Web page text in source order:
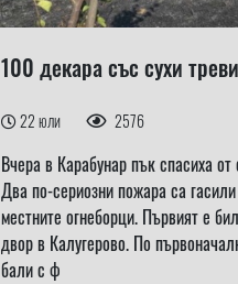
100 декара със сухи
22 юли 2576
Вчера в Карабунар пък спасиха
Два по-сериозни пожара са
местните огнеборци. Първият е
двор в Калугерово. По
бали с ф